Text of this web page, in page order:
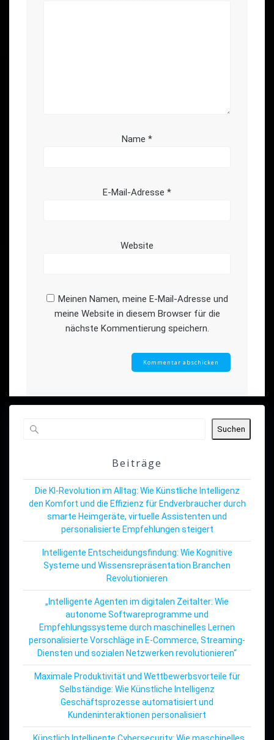
Name *
E-Mail-Adresse *
Website
Meinen Namen, meine E-Mail-Adresse und
meine Website in diesem Browser für die
nächste Kommentierung speichern.
Suchen
Beiträge
Die KI-Revolution im Alltag: Wie Künstliche Intelligenz
den Komfort und die Effizienz für Endverbraucher durch
smarte Heimgeräte, virtuelle Assistenten und
personalisierte Empfehlungen steigert
Intelligente Entscheidungsfindung: Wie Kognitive
Systeme und Wissensrepräsentation Branchen
Revolutionieren
„Intelligente Agenten im digitalen Zeitalter: Wie
autonome Softwareprogramme und
Empfehlungssysteme durch maschinelles Lernen
personalisierte Vorschläge in E-Commerce, Streaming-
Diensten und sozialen Netzwerken revolutionieren“
Maximale Produktivität und Wettbewerbsvorteile für
Selbständige: Wie Künstliche Intelligenz
Geschäftsprozesse automatisiert und
Kundeninteraktionen personalisiert